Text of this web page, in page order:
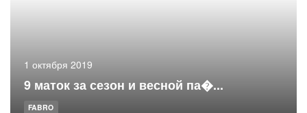
1 октября 2019
9 маток за сезон и весной па�...
FABRO